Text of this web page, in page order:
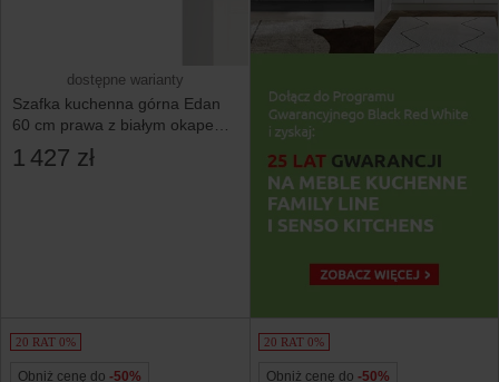
dostępne warianty
Szafka kuchenna górna Edan
60 cm prawa z białym okapem
biały canadian
1 427 zł
20 RAT 0%
Obniż cenę do -50%
20 RAT 0%
Obniż cenę do -50%